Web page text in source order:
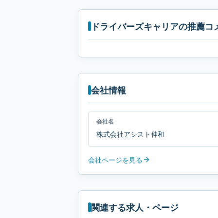
ドライバーズキャリアの推薦コ
会社情報
会社名
株式会社アシスト伸和
会社ページを見る
関連する求人・ページ